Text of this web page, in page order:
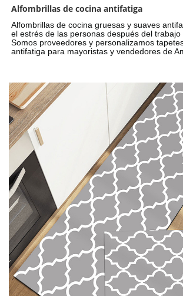
Alfombrillas de cocina antifatiga
Alfombrillas de cocina gruesas y suaves
el estrés de las personas después del
Somos proveedores y personalizamos
antifatiga para mayoristas y vendedores de